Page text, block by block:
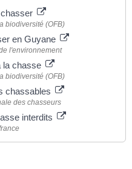
biodiversité (OFB)
en Guyane
l'environnement
la chasse
biodiversité (OFB)
chassables
des chasseurs
interdits